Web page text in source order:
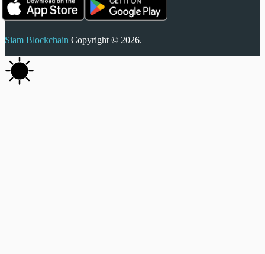
Siam Blockchain Copyright © 2026.